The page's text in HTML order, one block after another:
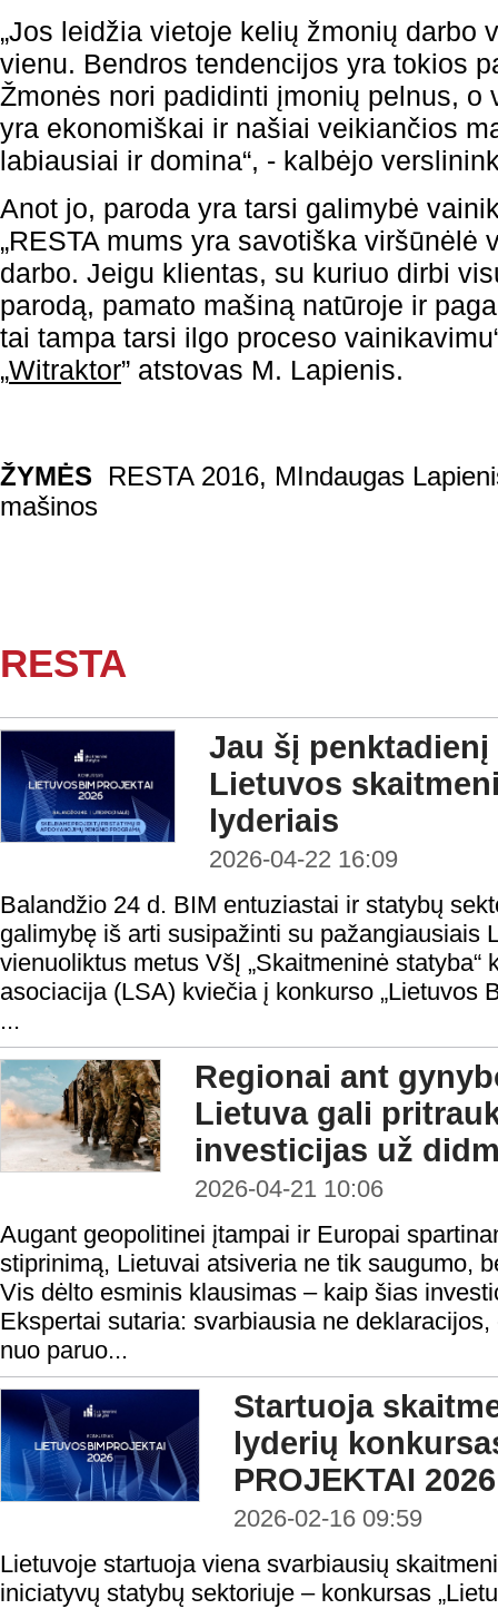
„Jos leidžia vietoje kelių žmonių darbo
vienu. Bendros tendencijos yra tokios
Žmonės nori padidinti įmonių pelnus, o
yra ekonomiškai ir našiai veikiančios
labiausiai ir domina“, - kalbėjo
Anot jo, paroda yra tarsi galimybė
„RESTA mums yra savotiška viršūnėlė
darbo. Jeigu klientas, su kuriuo dirbi
parodą, pamato mašiną natūroje ir
tai tampa tarsi ilgo proceso
„Witraktor” atstovas M. Lapienis.
ŽYMĖS RESTA 2016, MIndaugas
mašinos
RESTA
Jau šį
Lietuvos
lyderiais
2026-04-22 16:09
Balandžio 24 d. BIM entuziastai ir statybų
galimybę iš arti susipažinti su pažangiausiais
vienuoliktus metus VšĮ „Skaitmeninė statyba“
asociacija (LSA) kviečia į konkurso „Lietuvos
...
Regionai ant
Lietuva gali
investicijas už
2026-04-21 10:06
Augant geopolitinei įtampai ir Europai
stiprinimą, Lietuvai atsiveria ne tik saugumo,
Vis dėlto esminis klausimas – kaip šias
Ekspertai sutaria: svarbiausia ne
nuo paruo...
Startuoja
lyderių
PROJEKTAI 2026
2026-02-16 09:59
Lietuvoje startuoja viena svarbiausių
iniciatyvų statybų sektoriuje – konkursas